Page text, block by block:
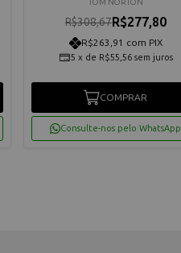
TOM NORTON
R$308,67R$277,80
R$263,91 com PIX
5 x de R$55,56 sem juros
COMPRAR
Consulte-nos pelo WhatsApp